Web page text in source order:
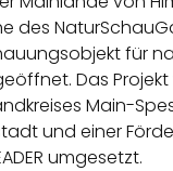
des
für
Das Projekt
Main-
und einer
umgesetzt.